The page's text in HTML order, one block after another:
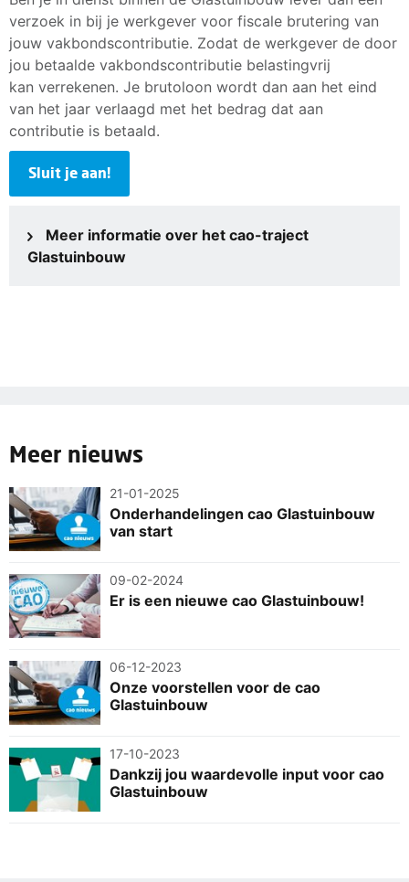
verzoek in bij je werkgever voor fiscale brutering van
jouw vakbondscontributie. Zodat de werkgever de door
jou betaalde vakbondscontributie belastingvrij
kan verrekenen. Je brutoloon wordt dan aan het eind
van het jaar verlaagd met het bedrag dat aan
contributie is betaald.
Sluit je aan!
Meer informatie over het cao-traject
Glastuinbouw
Meer nieuws
21-01-2025
Onderhandelingen cao Glastuinbouw
van start
09-02-2024
Er is een nieuwe cao Glastuinbouw!
06-12-2023
Onze voorstellen voor de cao
Glastuinbouw
17-10-2023
Dankzij jou waardevolle input voor cao
Glastuinbouw